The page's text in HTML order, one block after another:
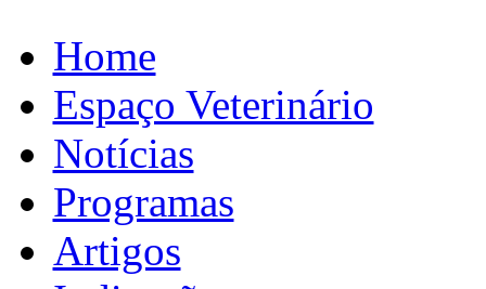
Home
Espaço Veterinário
Notícias
Programas
Artigos